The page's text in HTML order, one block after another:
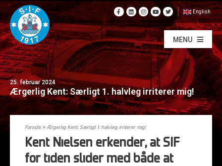
English
MENU
25. februar 2024
Ærgerlig Kent: Særligt 1. halvleg irriterer mig!
Forside»Ærgerlig Kent: Særligt 1. halvleg irriterer mig!
Kent Nielsen erkender, at SIF
for tiden slider med både at